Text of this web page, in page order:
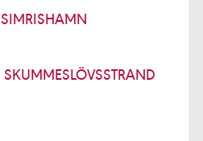
SIMRISHAMN
SKUMMESLÖVSSTRAND